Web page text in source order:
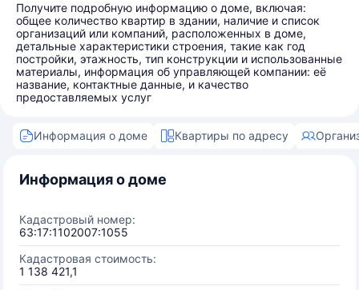
Получите подробную информацию о доме, включая:
общее количество квартир в здании, наличие и список
организаций или компаний, расположенных в доме,
детальные характеристики строения, такие как год
постройки, этажность, тип конструкции и использованные
материалы, информация об управляющей компании: её
название, контактные данные, и качество
предоставляемых услуг
Информация о доме Квартиры по адресу
Информация о доме
Кадастровый номер:
63:17:1102007:1055
Кадастровая стоимость:
1 138 421,1